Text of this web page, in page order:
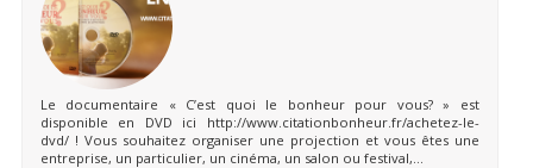
Le documentaire « C’est quoi le bonheur pour vous? » est
disponible en DVD ici http://www.citationbonheur.fr/achetez-le-
dvd/ ! Vous souhaitez organiser une projection et vous êtes une
entreprise, un particulier, un cinéma, un salon ou festival,...